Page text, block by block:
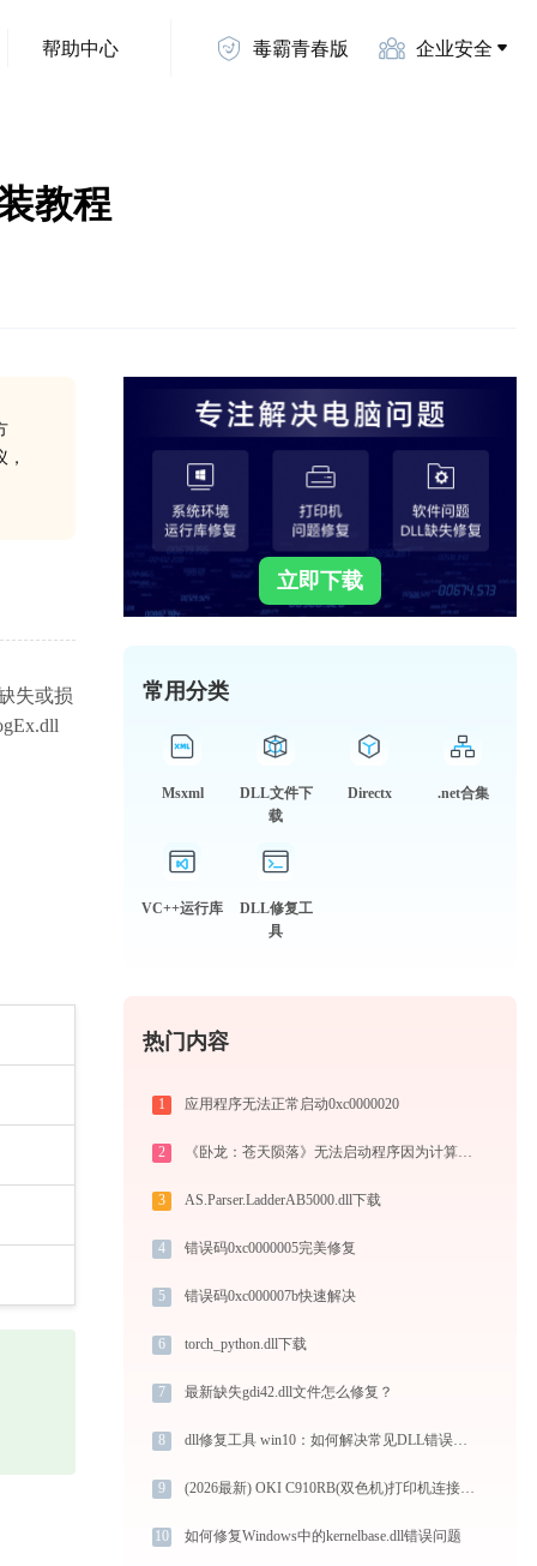
帮助中心 毒霸青春版 企业安全
教程
失或损
立即下载
常用分类
Msxml
DLL文件下
载
Directx .net合集
VC++运行库
DLL修复工
具
热门内容
1 应用程序无法正常启动0xc0000020
2 《卧龙：苍天陨落》无法启动程序因为计算机丢失d3d12.dll怎么解决？五种修复方案实测有效！
3 AS.Parser.LadderAB5000.dll下载
4 错误码0xc0000005完美修复
5 错误码0xc000007b快速解决
6 torch_python.dll下载
7 最新缺失gdi42.dll文件怎么修复？
8 dll修复工具 win10：如何解决常见DLL错误问题
9 (2026最新) OKI C910RB(双色机)打印机连接问题如何解决？-金山毒霸
10 如何修复Windows中的kernelbase.dll错误问题